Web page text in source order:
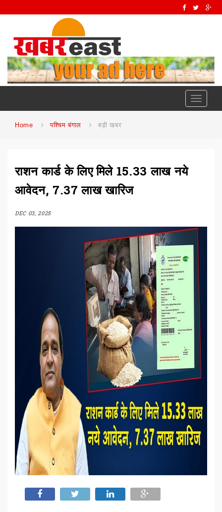
Toggle
Home पश्चिम बंगाल बड़ी खबर
राशन कार्ड के लिए मिले 15.33 लाख नये
आवेदन, 7.37 लाख खारिज
DEC 03, 2025